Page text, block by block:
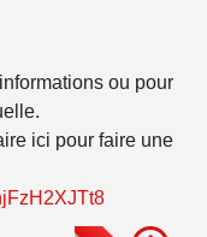
ou pour
ici pour faire une